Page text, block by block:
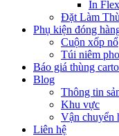
In
Đặt Làm
Phụ kiện đóng
Cuộn xốp nổ
Túi niêm
Báo giá thùng
Blog
Thông tin
Khu vực
Vận chuyển
Liên hệ